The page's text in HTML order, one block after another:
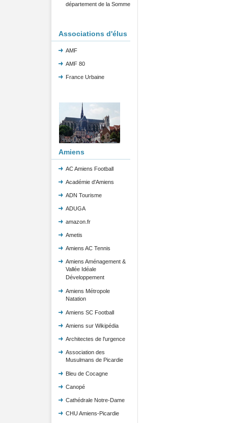
département de la Somme
Associations d'élus
AMF
AMF 80
France Urbaine
Amiens
AC Amiens Football
Académie d'Amiens
ADN Tourisme
ADUGA
amazon.fr
Ametis
Amiens AC Tennis
Amiens Aménagement &
Vallée Idéale
Développement
Amiens Métropole
Natation
Amiens SC Football
Amiens sur Wikipédia
Architectes de l'urgence
Association des
Musulmans de Picardie
Bleu de Cocagne
Canopé
Cathédrale Notre-Dame
CHU Amiens-Picardie